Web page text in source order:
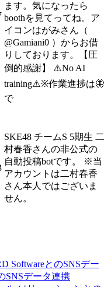
ます。気になったら
boothを見てってね。ア
イコンはがみさん（
@Gamiani0 ）からお借
りしております。【圧
倒的感謝】 ⚠️No AI
training⚠️※作業進捗は🦋
で
SKE48 チームS 5期生 二
村春香さんの非公式の
自動投稿botです。 ※当
アカウントは二村春香
さん本人ではございま
せん。
SoftwareとのSNSデー
SNSデータ連携